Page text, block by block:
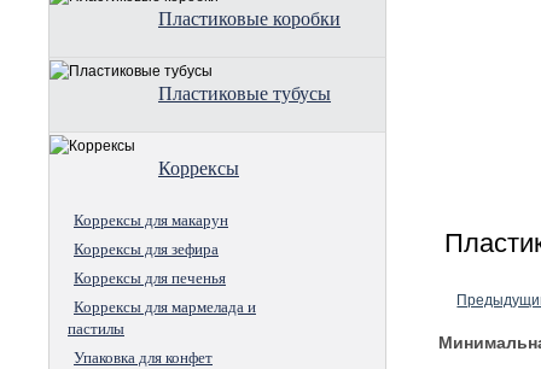
Пластиковые коробки
Пластиковые тубусы
Коррексы
Коррексы для макарун
Коррексы для зефира
Коррексы для печенья
Коррексы для мармелада и
пастилы
Упаковка для конфет